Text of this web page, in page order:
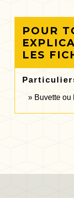
POUR
LES
Buvette ou